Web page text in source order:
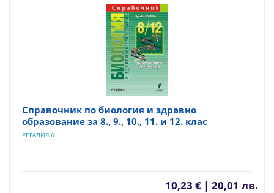
Справочник по биология и здравно
образование за 8., 9., 10., 11. и 12. клас
РЕГАЛИЯ 6
10,23 € | 20,01 лв.